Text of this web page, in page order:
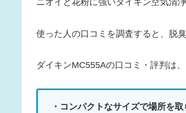
ニオイと花粉に強いダイキン空気清
使った人の口コミを調査すると、脱
ダイキンMC555Aの口コミ・評判は、
・コンパクトなサイズで場所を